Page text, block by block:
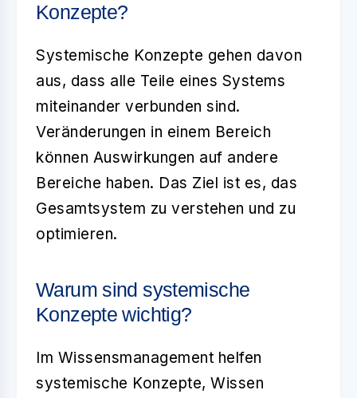
Konzepte?
Systemische Konzepte gehen davon
aus, dass alle Teile eines Systems
miteinander verbunden sind.
Veränderungen in einem Bereich
können Auswirkungen auf andere
Bereiche haben. Das Ziel ist es, das
Gesamtsystem zu verstehen und zu
optimieren.
Warum sind systemische
Konzepte wichtig?
Im Wissensmanagement helfen
systemische Konzepte, Wissen